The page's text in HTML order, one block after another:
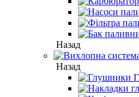
Назад
Назад